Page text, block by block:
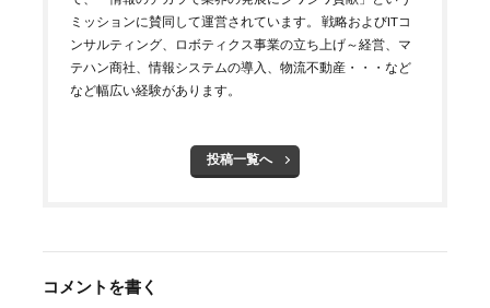
ミッションに賛同して運営されています。 戦略およびITコ
ンサルティング、ロボティクス事業の立ち上げ～経営、マ
テハン商社、情報システムの導入、物流不動産・・・など
など幅広い経験があります。
投稿一覧へ
コメントを書く